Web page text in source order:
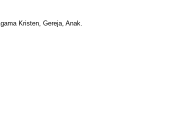
Kristen, Gereja, Anak.